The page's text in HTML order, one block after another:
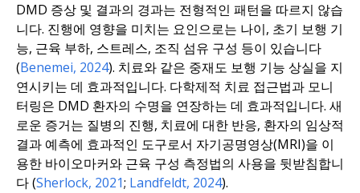
DMD 증상 및 결과의 경과는 전형적인 패턴을 따르지 않습
니다. 진행에 영향을 미치는 요인으로는 나이, 초기 보행 기
능, 근육 부하, 스트레스, 조직 섬유 구성 등이 있습니다
(Benemei, 2024). 치료와 같은 중재도 보행 기능 상실을 지
연시키는 데 효과적입니다. 다학제적 치료 접근법과 모니
터링은 DMD 환자의 수명을 연장하는 데 효과적입니다. 새
로운 증거는 질병의 진행, 치료에 대한 반응, 환자의 임상적
결과 예측에 효과적인 도구로서 자기공명영상(MRI)을 이
용한 바이오마커와 근육 구성 측정법의 사용을 뒷받침합니
다 (Sherlock, 2021; Landfeldt, 2024).